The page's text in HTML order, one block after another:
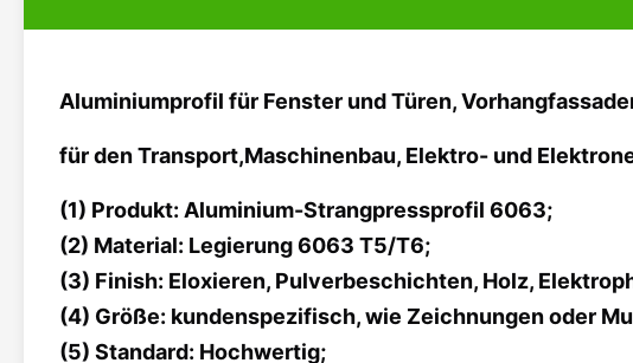
Aluminiumprofil für Fenster und Türen,
für den Transport,Maschinenbau, Elektro- und
(1) Produkt: Aluminium-Strangpressprofil 6063;
(2) Material: Legierung 6063 T5/T6;
(3) Finish: Eloxieren, Pulverbeschichten, Holz,
(4) Größe: kundenspezifisch, wie Zeichnungen oder
(5) Standard: Hochwertig;